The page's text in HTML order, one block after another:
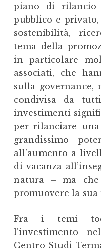
piano di rilancio
pubblico e
sostenibilità,
tema della
in particolare
associati, che
sulla governance,
condivisa da
investimenti
per rilanciare
grandissimo
all’aumento a
di vacanza
natura – ma che
promuovere la sua
Fra i temi
l’investimento
Centro Studi